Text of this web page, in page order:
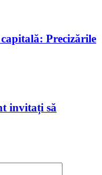
Precizările
invitați să